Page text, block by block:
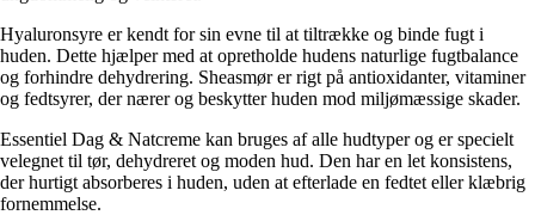
Hyaluronsyre er kendt for sin evne til at tiltrække og binde fugt i
huden. Dette hjælper med at opretholde hudens naturlige fugtbalance
og forhindre dehydrering. Sheasmør er rigt på antioxidanter, vitaminer
og fedtsyrer, der nærer og beskytter huden mod miljømæssige skader.
Essentiel Dag & Natcreme kan bruges af alle hudtyper og er specielt
velegnet til tør, dehydreret og moden hud. Den har en let konsistens,
der hurtigt absorberes i huden, uden at efterlade en fedtet eller klæbrig
fornemmelse.